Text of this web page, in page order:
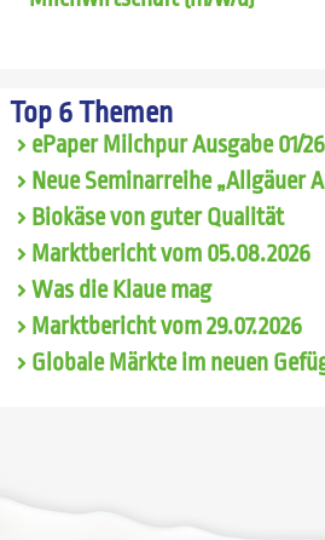
Top 6 Themen
ePaper Milchpur Ausgabe 01/26
Neue Seminarreihe „Allgäuer
Biokäse von guter Qualität
Marktbericht vom 05.08.2026
Was die Klaue mag
Marktbericht vom 29.07.2026
Globale Märkte im neuen